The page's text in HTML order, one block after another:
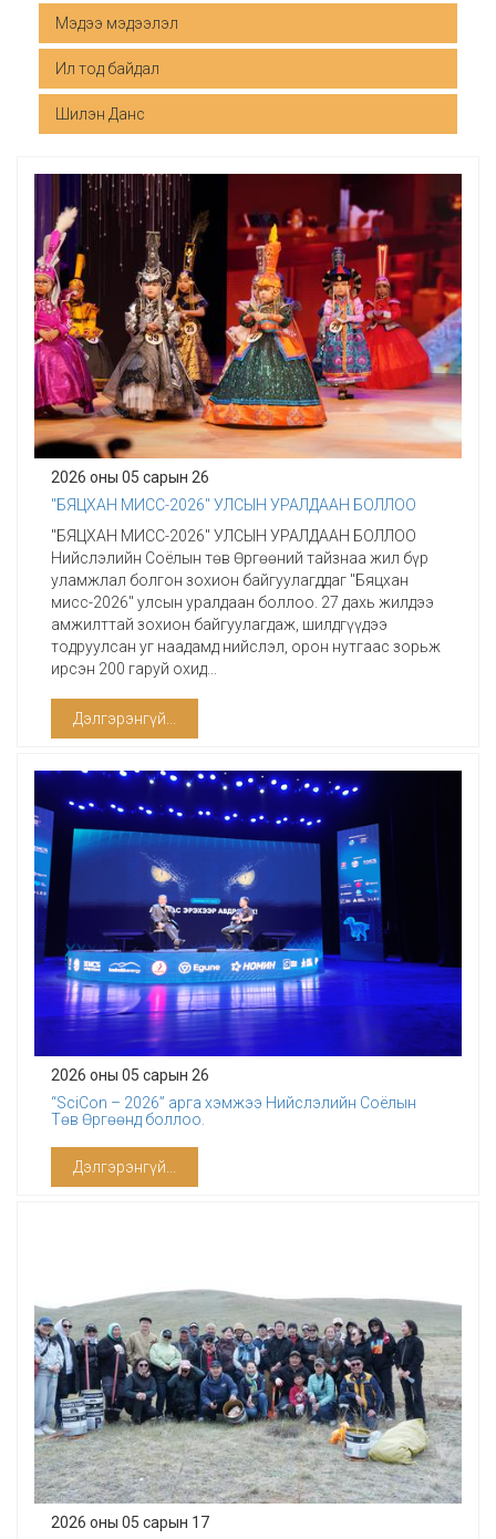
Мэдээ мэдээлэл
Ил тод байдал
Шилэн Данс
2026 оны 05 сарын 26
"БЯЦХАН МИСС-2026" УЛСЫН УРАЛДААН БОЛЛОО
"БЯЦХАН МИСС-2026" УЛСЫН УРАЛДААН БОЛЛОО
Нийслэлийн Соёлын төв Өргөөний тайзнаа жил бүр
уламжлал болгон зохион байгуулагддаг "Бяцхан
мисс-2026" улсын уралдаан боллоо. 27 дахь жилдээ
амжилттай зохион байгуулагдаж, шилдгүүдээ
тодруулсан уг наадамд нийслэл, орон нутгаас зорьж
ирсэн 200 гаруй охид...
Дэлгэрэнгүй...
2026 оны 05 сарын 26
“SciCon – 2026” арга хэмжээ Нийслэлийн Соёлын
Төв Өргөөнд боллоо.
Дэлгэрэнгүй...
2026 оны 05 сарын 17